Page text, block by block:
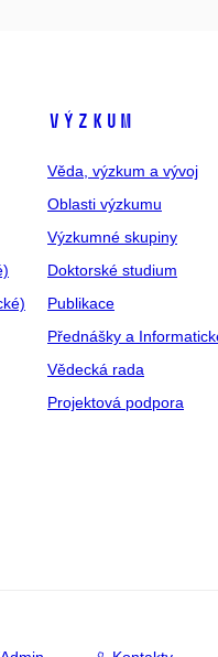
VÝZKUM
Věda, výzkum a vývoj
Oblasti výzkumu
Výzkumné skupiny
Doktorské studium
Publikace
Přednášky a
Vědecká rada
Projektová podpora